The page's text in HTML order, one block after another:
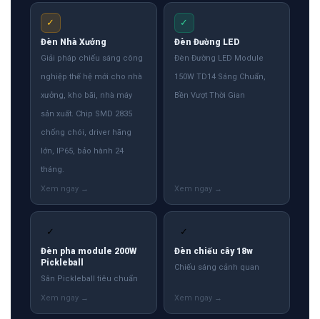
✓
Đèn Nhà Xưởng
Giải pháp chiếu sáng công
nghiệp thế hệ mới cho nhà
xưởng, kho bãi, nhà máy
sản xuất. Chip SMD 2835
chống chói, driver hãng
lớn, IP65, bảo hành 24
tháng.
✓
Đèn Đường LED
Đèn Đường LED Module
150W TD14 Sáng Chuẩn,
Bền Vượt Thời Gian
✓
Đèn pha module 200W
Pickleball
Sân Pickleball tiêu chuẩn
✓
Đèn chiếu cây 18w
Chiếu sáng cảnh quan